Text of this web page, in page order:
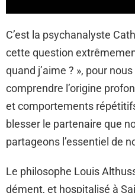
C’est la psychanalyste
cette question
quand j’aime ? », pour
comprendre l’origine
et comportements
blesser le partenaire que
partageons l’essentiel de
Le philosophe Louis
dément, et hospitalisé à